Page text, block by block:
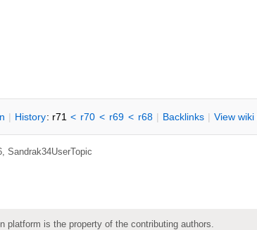
| History: r71 < r70 < r69 < r68 | Backlinks | View wiki
Sandrak34UserTopic
platform is the property of the contributing authors.